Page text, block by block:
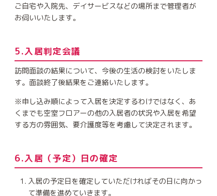
ご自宅や入院先、デイサービスなどの場所まで管理者が
お伺いいたします。
5.入居判定会議
訪問面談の結果について、今後の生活の検討をいたしま
す。面談終了後結果をご連絡いたします。
※申し込み順によって入居を決定するわけではなく、あ
くまでも空室フロアーの他の入居者の状況や入居を希望
する方の雰囲気、要介護度等を考慮して決定されます。
6.入居（予定）日の確定
入居の予定日を確定していただければその日に向かっ
て準備を進めていきます。